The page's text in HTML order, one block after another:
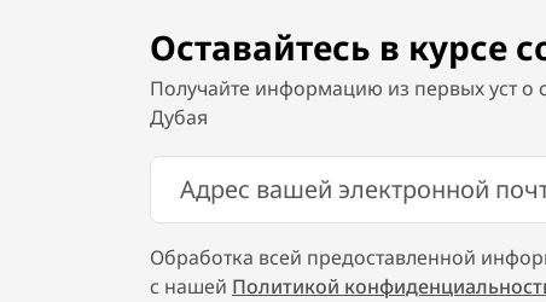
Оставайтесь в курсе
Получайте информацию из первых уст о
Дубая
Обработка всей предоставленной
с нашей Политикой